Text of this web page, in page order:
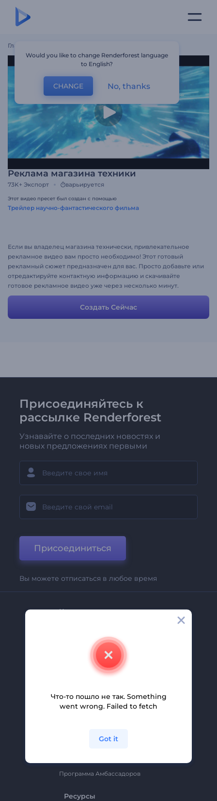
Главная
Реклама магазина техники
73K+ Экспорт варьируется
Этот видео пресет был создан с помощью
Трейлер научно-фантастического фильма
Если вы владелец магазина технически, привлекательное
рекламное видео вам просто необходимо! Этот готовый
рекламный сюжет предназначен для вас. Просто добавьте или
отредактируйте контактную информацию и скачивайте
готовое рекламное видео уже через несколько минут.
Продемонстрируйте свой уникальный подход и привлеките
еще больше клиентов. Попробуйте прямо сейчас!
Создать Сейчас
Присоединяйтесь к
рассылке Renderforest
Узнавайте о последних новостях и
новых предложениях первыми
Присоединиться
Вы можете отписаться в любое время
Компания
Свяжитесь С Нами
Помощь И Поддержка
Партнерская Программа
Политика Конфиденциальности
Программа Амбассадоров
Ресурсы
Would you like to change Renderforest language
to English?
CHANGE No, thanks
Что-то пошло не так. Something
went wrong. Failed to fetch
Got it